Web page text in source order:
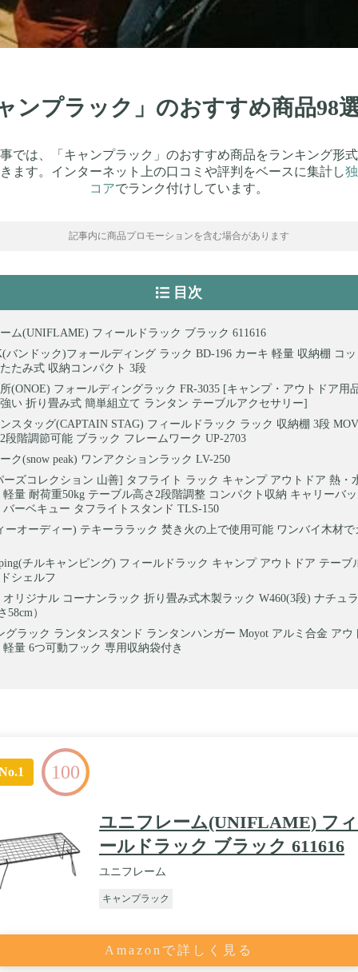
ンプラック」のおすすめ商品98
では、「キャンプラック」のおすすめ商品をランキング形
ます。インターネット上の口コミや評判をベースに集計し
コアでランク付けしています。
記事内に商品プロモーションを含む場合があります
目次
ム(UNIFLAME) フィールドラック ブラック 611616
バンドック)フォールディング ラック BD-196 カーキ 軽量 収納棚 コ
たみ式 収納コンパクト 3段
(ONOE) フォールディングラック FR-3035 [キャンプ・アウトドア用
い 折り畳み式 簡単組立て ランタン テーブルアクセサリー]
スタッグ(CAPTAIN STAG) フィールドラック ラック 収納棚 3段
段階調節可能 ブラック フレームワーク UP-2703
ク(snow peak) ワンアクションラック LV-250
ーズコレクション 山善] タフライト ラック キャンプ アウトドア 熱・
量 耐荷重50kg テーブル高さ2段階調整 コンパクト収納 キャリーバ
ーベキュー タフライトスタンド TLS-150
ーオーディー) テキーララック 焚き火の上で使用可能 ワンバイ木材
チルキャンピング) フィールドラック キャンプ アウトドア テーブ
シェルフ
リジナル コーナンラック 折り畳み式木製ラック W460(3段) ナチュ
58cm）
グラック ランタンスタンド ランタンハンガー Moyot アルミ合金 アウ
量 6つ可動フック 専用収納袋付き
100
ユニフレーム(UNIFLAME) フィ
ールドラック ブラック 611616
ユニフレーム
キャンプラック
Amazonで詳しく見る